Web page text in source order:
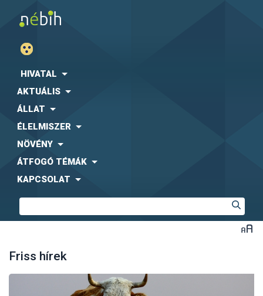
HIVATAL
AKTUÁLIS
ÁLLAT
ÉLELMISZER
NÖVÉNY
ÁTFOGÓ TÉMÁK
KAPCSOLAT
Friss hírek